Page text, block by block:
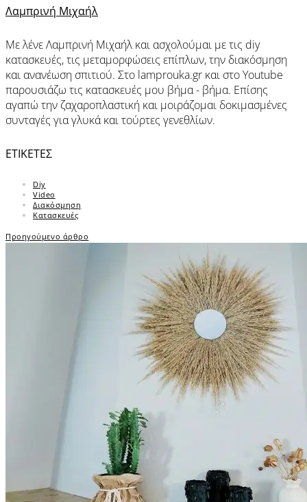
Λαμπρινή Μιχαήλ
Με λένε Λαμπρινή Μιχαήλ και ασχολούμαι με τις diy
κατασκευές, τις μεταμορφώσεις επίπλων, την διακόσμηση
και ανανέωση σπιτιού. Στο lamprouka.gr και στο Youtube
παρουσιάζω τις κατασκευές μου βήμα - βήμα. Επίσης
αγαπώ την ζαχαροπλαστική και μοιράζομαι δοκιμασμένες
συνταγές για γλυκά και τούρτες γενεθλίων.
ΕΤΙΚΕΤΕΣ
Diy
Video
Διακόσμηση
Κατασκευές
Προηγούμενο άρθρο